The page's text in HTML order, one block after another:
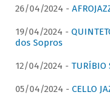
26/04/2024 -
19/04/2024 -
dos Sopros
12/04/2024 - TURÍBIO
05/04/2024 - CELLO